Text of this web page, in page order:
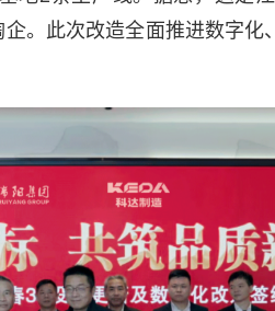
。此次改造全面推进数字化